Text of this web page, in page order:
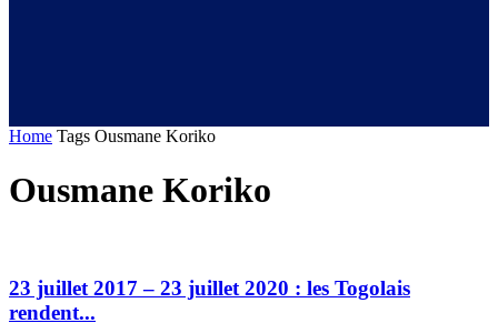
Home Tags Ousmane Koriko
Ousmane Koriko
23 juillet 2017 – 23 juillet 2020 : les Togolais
rendent...